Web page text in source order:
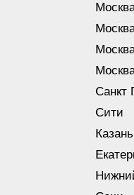
Санкт
Сити
Казань